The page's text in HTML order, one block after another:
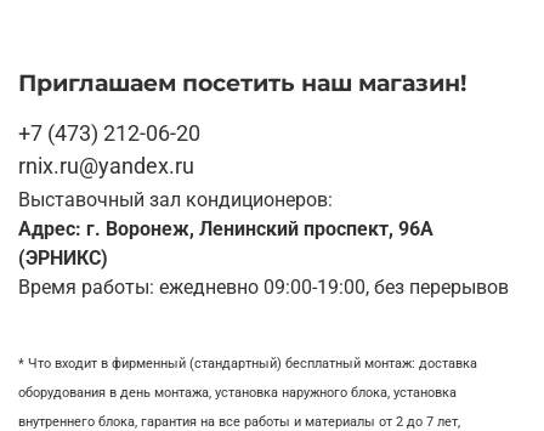
Приглашаем посетить наш магазин!
+7 (473) 212-06-20
rnix.ru@yandex.ru
Выставочный зал кондиционеров:
Адрес: г. Воронеж, Ленинский проспект, 96А
(ЭРНИКС)
Время работы: ежедневно 09:00-19:00, без перерывов
* Что входит в фирменный (стандартный) бесплатный монтаж: доставка
оборудования в день монтажа, установка наружного блока, установка
внутреннего блока, гарантия на все работы и материалы от 2 до 7 лет,